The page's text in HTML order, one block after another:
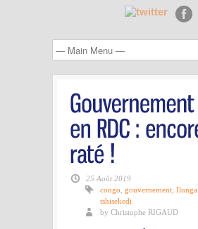
25 Août 2019
congo gouvernement Ilunga
tshisekedi
by Christophe RIGAUD